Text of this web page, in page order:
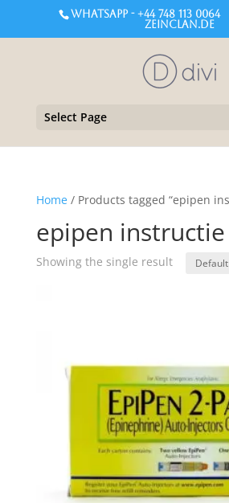
WHATSAPP - +44 748 113 0064
zeinclan.de
Select Page
Home/ Products tagged “epipen
epipen instructie
Showing the single result